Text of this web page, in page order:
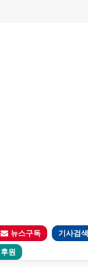
뉴스구독 기사검색
후원